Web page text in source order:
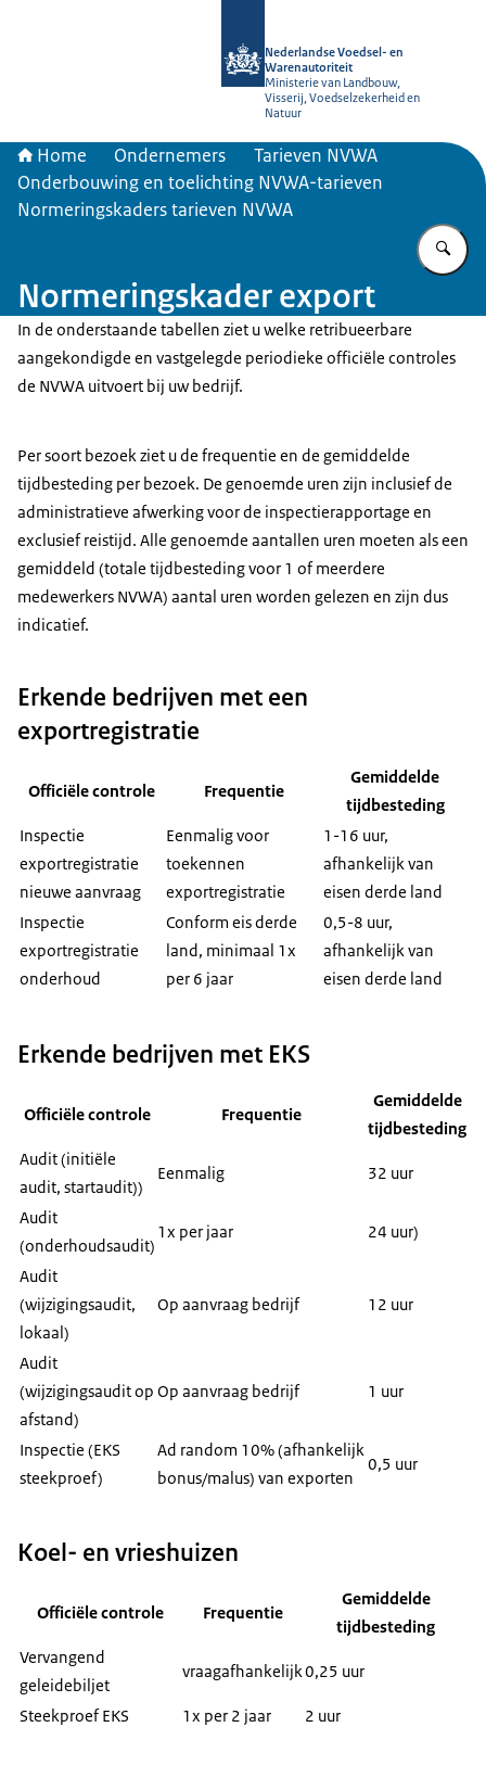
Nederlandse Voedsel- en
Warenautoriteit
Ministerie van Landbouw,
Visserij, Voedselzekerheid en
Natuur
Home Ondernemers
Tarieven NVWA
Onderbouwing en toelichting NVWA-tarieven
Normeringskaders tarieven NVWA
Normeringskader export
In de onderstaande tabellen ziet u welke retribueerbare
aangekondigde en vastgelegde periodieke officiële controles
de NVWA uitvoert bij uw bedrijf.
Per soort bezoek ziet u de frequentie en de gemiddelde
tijdbesteding per bezoek. De genoemde uren zijn inclusief de
administratieve afwerking voor de inspectierapportage en
exclusief reistijd. Alle genoemde aantallen uren moeten als een
gemiddeld (totale tijdbesteding voor 1 of meerdere
medewerkers NVWA) aantal uren worden gelezen en zijn dus
indicatief.
Erkende bedrijven met een
exportregistratie
Officiële controle Frequentie
Gemiddelde
tijdbesteding
Inspectie
exportregistratie
nieuwe aanvraag
Eenmalig voor
toekennen
exportregistratie
1-16 uur,
afhankelijk van
eisen derde land
Inspectie
exportregistratie
onderhoud
Conform eis derde
land, minimaal 1x
per 6 jaar
0,5-8 uur,
afhankelijk van
eisen derde land
Erkende bedrijven met EKS
Officiële controle Frequentie
Gemiddelde
tijdbesteding
Audit (initiële
audit, startaudit))
Eenmalig 32 uur
Audit
(onderhoudsaudit)
1x per jaar 24 uur)
Audit
(wijzigingsaudit,
lokaal)
Op aanvraag bedrijf 12 uur
Audit
(wijzigingsaudit op
afstand)
Op aanvraag bedrijf 1 uur
Inspectie (EKS
steekproef)
Ad random 10% (afhankelijk
bonus/malus) van exporten
0,5 uur
Koel- en vrieshuizen
Officiële controle Frequentie
Gemiddelde
tijdbesteding
Vervangend
geleidebiljet
vraagafhankelijk0,25 uur
Steekproef EKS 1x per 2 jaar 2 uur